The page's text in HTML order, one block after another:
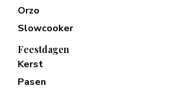
Orzo
Slowcooker
Feestdagen
Kerst
Pasen